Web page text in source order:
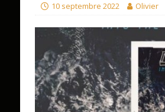
10 septembre 2022 Olivier